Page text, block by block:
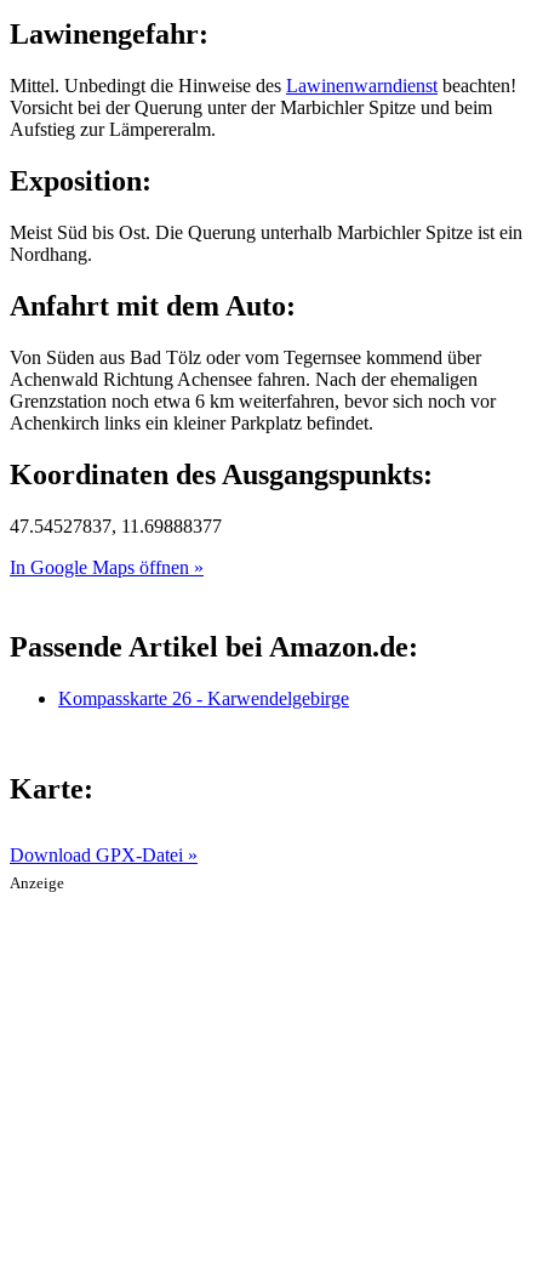
Lawinengefahr:
Mittel. Unbedingt die Hinweise des Lawinenwarndienst beachten!
Vorsicht bei der Querung unter der Marbichler Spitze und beim
Aufstieg zur Lämpereralm.
Exposition:
Meist Süd bis Ost. Die Querung unterhalb Marbichler Spitze ist ein
Nordhang.
Anfahrt mit dem Auto:
Von Süden aus Bad Tölz oder vom Tegernsee kommend über
Achenwald Richtung Achensee fahren. Nach der ehemaligen
Grenzstation noch etwa 6 km weiterfahren, bevor sich noch vor
Achenkirch links ein kleiner Parkplatz befindet.
Koordinaten des Ausgangspunkts:
47.54527837, 11.69888377
In Google Maps öffnen »
Passende Artikel bei Amazon.de:
Kompasskarte 26 - Karwendelgebirge
Karte:
Download GPX-Datei »
Anzeige